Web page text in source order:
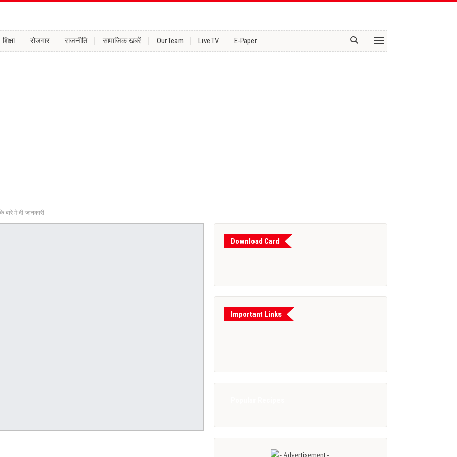
शिक्षा रोजगार राजनीति सामाजिक खबरें Our Team Live TV E-Paper
बारे में दी जानकारी
Download Card
Important Links